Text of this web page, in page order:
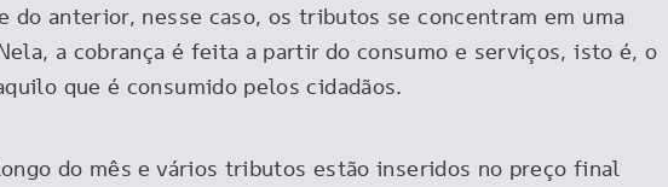
do anterior, nesse caso, os tributos se concentram em uma
a cobrança é feita a partir do consumo e serviços, isto é, o
que é consumido pelos cidadãos.
do mês e vários tributos estão inseridos no preço final